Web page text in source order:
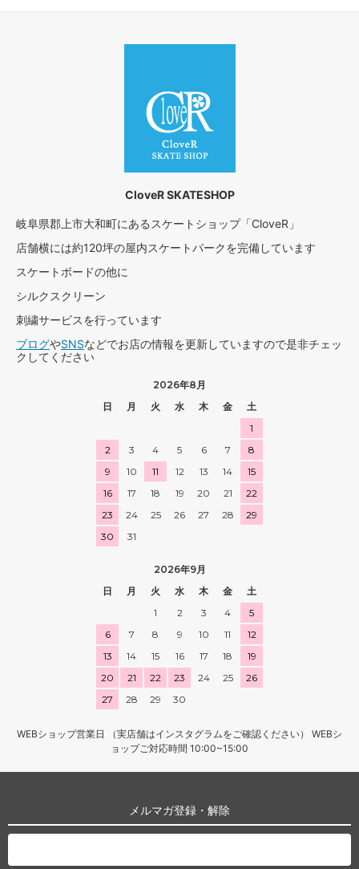
CloveR SKATESHOP
岐阜県郡上市大和町にあるスケートショップ「CloveR」
店舗横には約120坪の屋内スケートパークを完備しています
スケートボードの他に
シルクスクリーン
刺繍サービスを行っています
ブログやSNSなどでお店の情報を更新していますので是非チェッ
クしてください
2026年8月
日
月 火 水 木 金
土
1
2
3 4 5 6 7
8
9
10 11 12 13 14
15
16
17 18 19 20 21
22
23
24 25 26 27 28
29
30
31
2026年9月
日
月 火 水 木 金
土
1
2 3 4
5
6
7 8 9 10 11
12
13
14 15 16 17 18
19
20
21 22 23 24 25
26
27
28 29 30
WEBショップ営業日 （実店舗はインスタグラムをご確認ください） WEBシ
ョップご対応時間 10:00~15:00
メルマガ登録・解除